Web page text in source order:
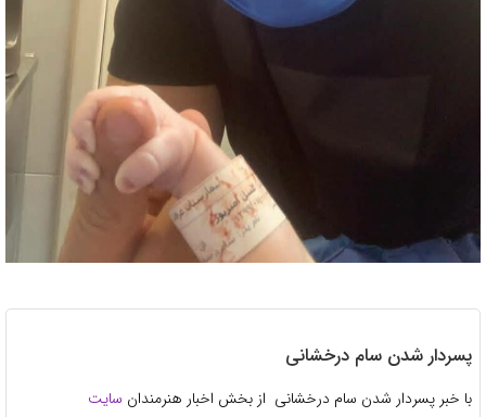
پسردار شدن سام درخشانی
با خبر پسردار شدن سام درخشانی از بخش اخبار هنرمندان سایت